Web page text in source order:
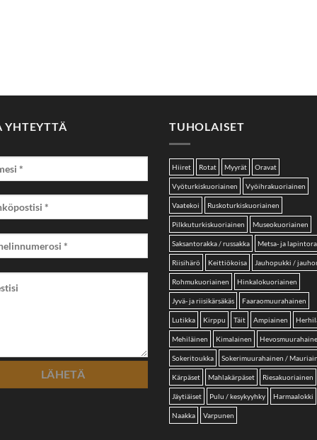
YHTEYTTÄ TUHOLAISET
Hiiret Rotat Myyrät Oravat
Vyöturkiskuoriainen Vyöihrakuoriainen
Vaatekoi Ruskoturkiskuoriainen
Pilkkuturkiskuoriainen Museokuoriainen
Saksantorakka / russakka Metsa- ja
Riisihärö Keittiökoisa Jauhopukki /
Rohmukuoriainen Hinkalokuoriainen
Jyvä- ja riisikärsäkäs Faaraomuurahainen
Lutikka Kirppu Täit Ampiainen
Mehiläinen Kimalainen
Sokeritoukka Sokerimuurahainen /
Kärpäset Mahlakärpäset Riesakuoriainen
Jäytiäiset Pulu / kesykyyhky Harmaalokki
Naakka Varpunen